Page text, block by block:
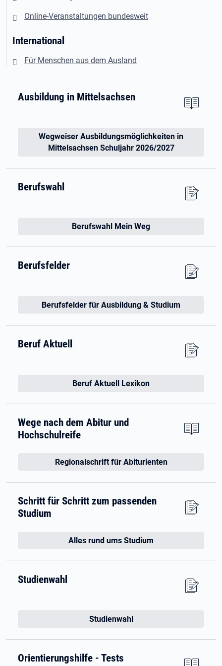
Online-Veranstaltungen bundesweit
International
Für Menschen aus dem Ausland
Ausbildung in Mittelsachsen
Wegweiser Ausbildungsmöglichkeiten in
Mittelsachsen Schuljahr 2026/2027
Berufswahl
Berufswahl Mein Weg
Berufsfelder
Berufsfelder für Ausbildung & Studium
Beruf Aktuell
Beruf Aktuell Lexikon
Wege nach dem Abitur und
Hochschulreife
Regionalschrift für Abiturienten
Schritt für Schritt zum passenden
Studium
Alles rund ums Studium
Studienwahl
Studienwahl
Orientierungshilfe - Tests